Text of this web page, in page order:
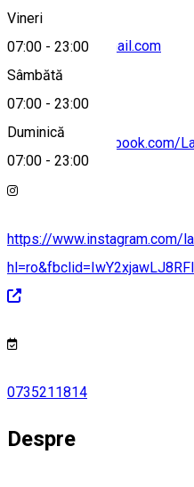
Vineri
07:00 - 23:00
Sâmbătă
07:00 - 23:00
Duminică
07:00 - 23:00
tompeaflorin@gmail.com
https://www.facebook.com/
https://www.instagram.com/
0735211814
Despre